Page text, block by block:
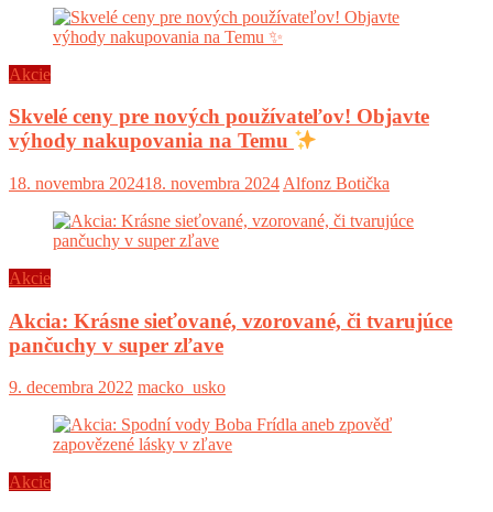
Akcie
Skvelé ceny pre nových používateľov! Objavte
výhody nakupovania na Temu
18. novembra 202418. novembra 2024 Alfonz Botička
Akcie
Akcia: Krásne sieťované, vzorované, či tvarujúce
pančuchy v super zľave
9. decembra 2022 macko_usko
Akcie